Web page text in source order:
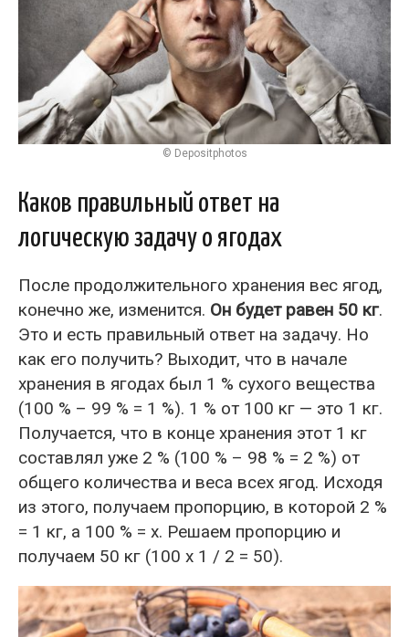
© Depositphotos
Каков правильный ответ на
логическую задачу о ягодах
После продолжительного хранения вес ягод,
конечно же, изменится. Он будет равен 50 кг.
Это и есть правильный ответ на задачу. Но
как его получить? Выходит, что в начале
хранения в ягодах был 1 % сухого вещества
(100 % – 99 % = 1 %). 1 % от 100 кг — это 1 кг.
Получается, что в конце хранения этот 1 кг
составлял уже 2 % (100 % – 98 % = 2 %) от
общего количества и веса всех ягод. Исходя
из этого, получаем пропорцию, в которой 2 %
= 1 кг, а 100 % = х. Решаем пропорцию и
получаем 50 кг (100 х 1 / 2 = 50).